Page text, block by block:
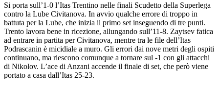
Si porta sull’1-0 l’Itas Trentino nelle finali Scudetto della Superlega
contro la Lube Civitanova. In avvio qualche errore di troppo in
battuta per la Lube, che inizia il primo set inseguendo di tre punti.
Trento lavora bene in ricezione, allungando sull’11-8. Zaytsev fatica
ad entrare in partita per Civitanova, mentre tra le file dell’Itas
Podrascanin è micidiale a muro. Gli errori dai nove metri degli ospiti
continuano, ma riescono comunque a tornare sul -1 con gli attacchi
di Nikolov. L’ace di Anzani accende il finale di set, che però viene
portato a casa dall’Itas 25-23.